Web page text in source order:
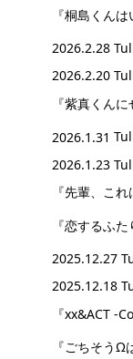
『桐島くん
2026.2.28
2026.2.20
『紫真くん
2026.1.31
2026.1.23
『先輩、こ
『恋するふ
2025.12.27
2025.12.18
『xx&ACT -
『ごちそうΩ